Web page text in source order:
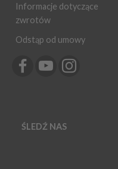
Informacje dotyczące
zwrotów
Odstąp od umowy
ŚLEDŹ NAS